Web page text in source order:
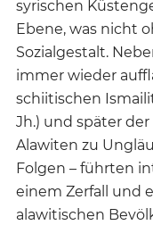
syrischen
Ebene, was nicht
Sozialgestalt.
immer wieder
schiitischen
Jh.) und später
Alawiten zu
Folgen – führten
einem Zerfall und
alawitischen